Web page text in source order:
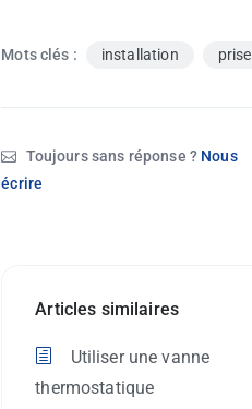
Mots clés : installation prise
Toujours sans réponse ? Nous
écrire
Articles similaires
Utiliser une vanne
thermostatique